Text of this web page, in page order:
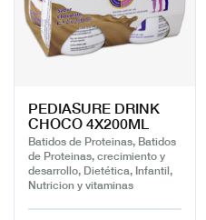
PEDIASURE DRINK
CHOCO 4X200ML
Batidos de Proteinas, Batidos
de Proteinas, crecimiento y
desarrollo, Dietética, Infantil,
Nutricion y vitaminas